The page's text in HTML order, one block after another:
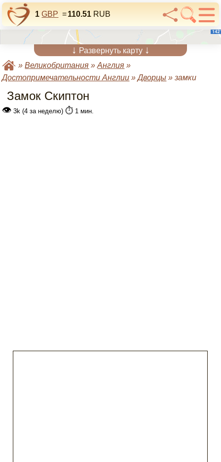
1 GBP =110.51 RUB
↓ Развернуть карту ↓
»Великобритания »Англия »
Достопримечательности Англии »Дворцы »замки
Замок Скиптон
👁 3k (4 за неделю) ⏱️ 1 мин.